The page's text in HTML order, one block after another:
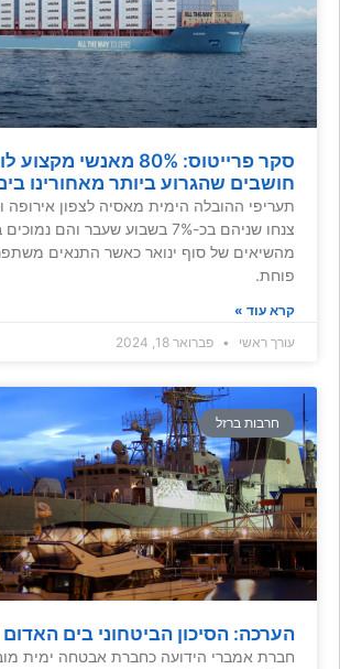
סקר פרייטוס: 80% מאנשי
חושבים שהגרוע ביותר מאחורינו
תעריפי ההובלה הימית מאסיה לצפון אירופה
מהשיאים של סוף ינואר כאשר התנאים
פוחת.
קרא עוד »
עורך ראשי
פברואר 18, 2024
חרבות ברזל
הערכה: הסיכון הביטחוני בים האדום
חברת אמברי הידועה כחברת אבטחה ימית